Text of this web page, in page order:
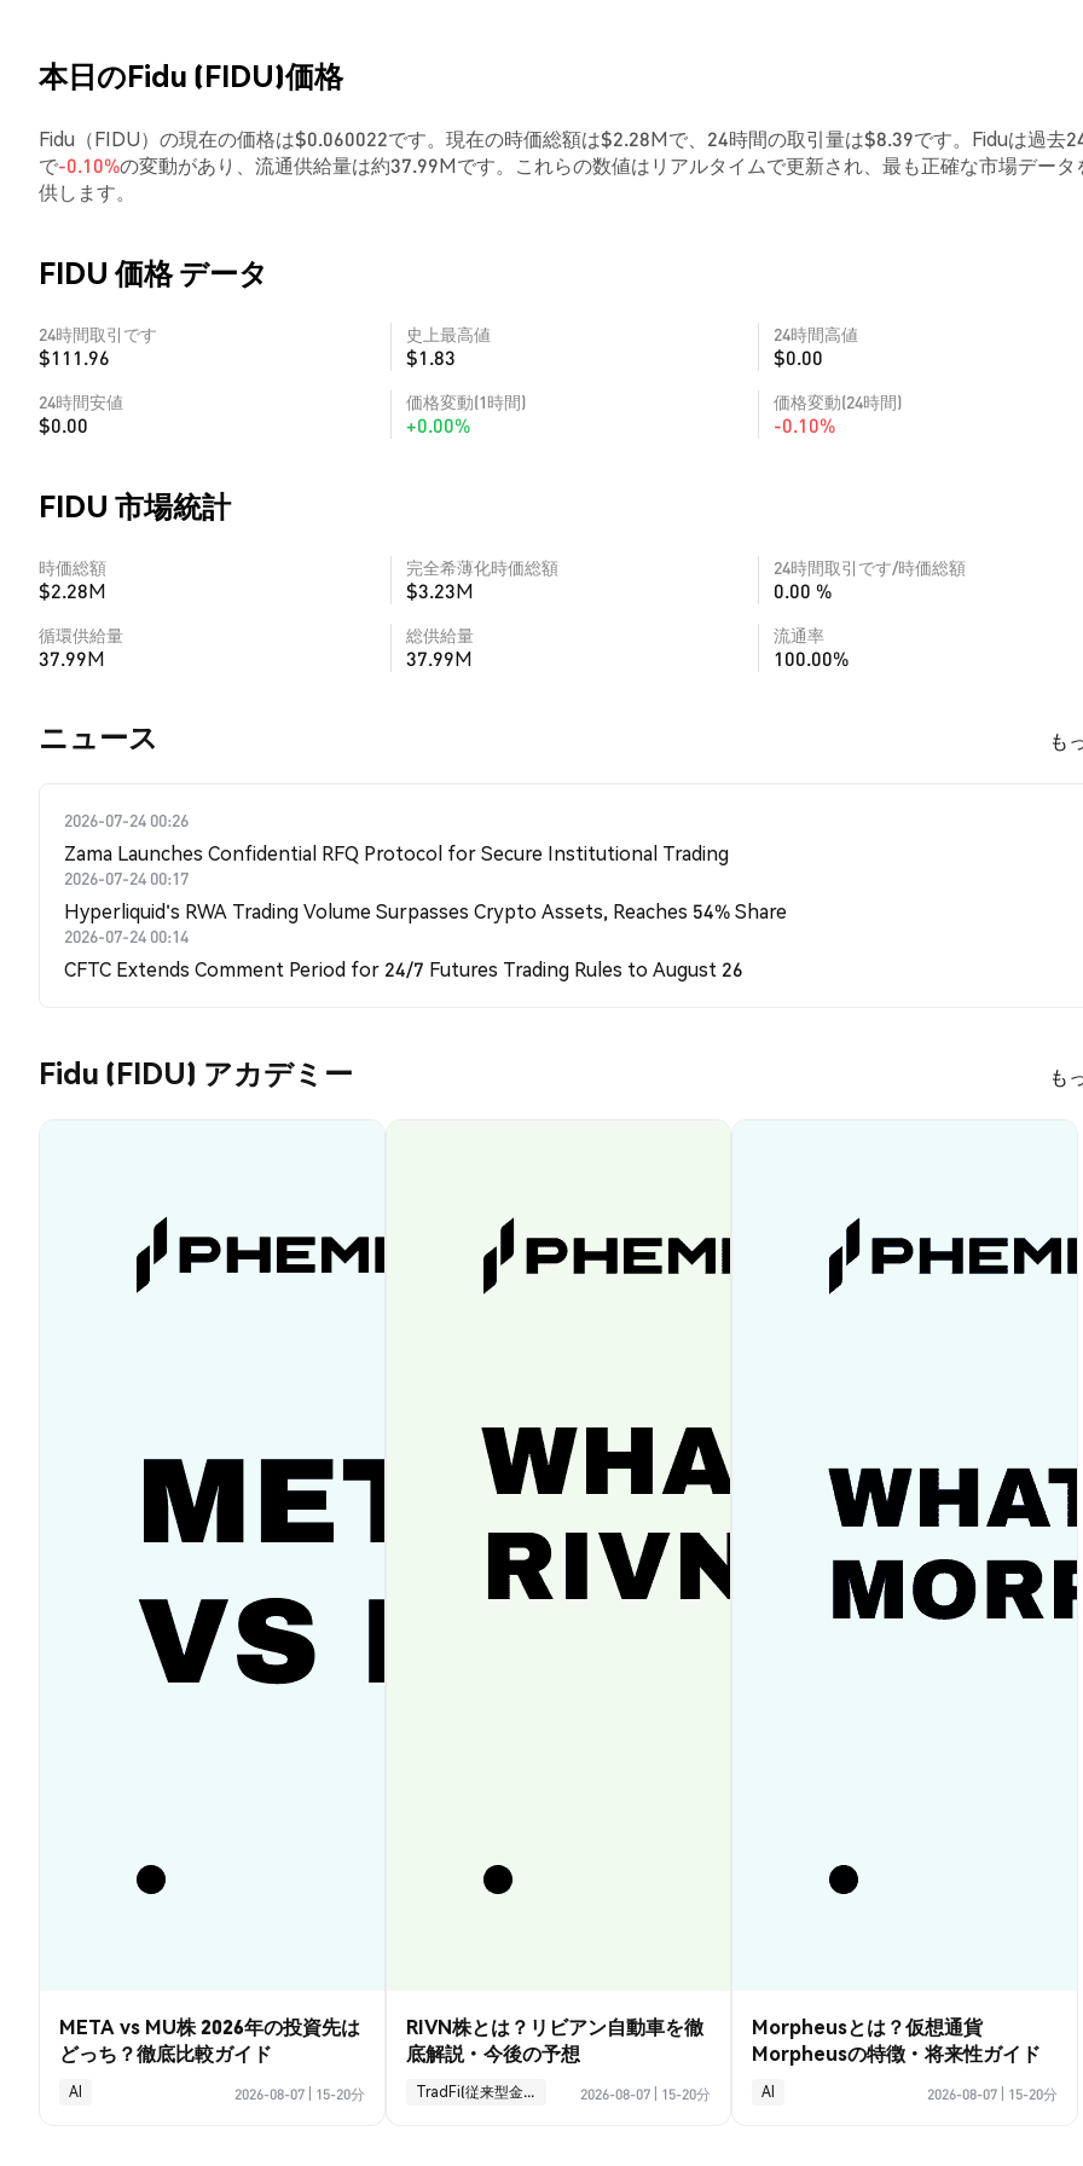
本日のFidu (FIDU)価格
Fidu（FIDU）の現在の価格は$0.060022です。現在の時価総額は$2.28Mで、24時間の取引量は$8.39です。Fiduは過去
で-0.10%の変動があり、流通供給量は約37.99Mです。これらの数値はリアルタイムで更新され、最も正確な市場データ
供します。
FIDU 価格 データ
24時間取引です
$111.96
史上最高値
$1.83
24時間高値
$0.00
24時間安値
$0.00
価格変動(1時間)
+0.00%
価格変動(24時間)
-0.10%
FIDU 市場統計
時価総額
$2.28M
完全希薄化時価総額
$3.23M
24時間取引です/時価総額
0.00 %
循環供給量
37.99M
総供給量
37.99M
流通率
100.00%
​​ニュース​​ も
2026-07-24 00:26
Zama Launches Confidential RFQ Protocol for Secure Institutional Trading
2026-07-24 00:17
Hyperliquid's RWA Trading Volume Surpasses Crypto Assets, Reaches 54% Share
2026-07-24 00:14
CFTC Extends Comment Period for 24/7 Futures Trading Rules to August 26
Fidu (FIDU) アカデミー も
META vs MU株 2026年の投資先は
どっち？徹底比較ガイド
AI 2026-08-07 15-20分
RIVN株とは？リビアン自動車を徹
底解説・今後の予想
TradFi(従来型金融) 2026-08-07 15-20分
Morpheusとは？仮想通貨
Morpheusの特徴・将来性ガイド
AI 2026-08-07 15-20分